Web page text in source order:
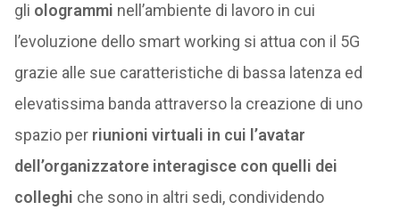
gli ologrammi nell’ambiente di lavoro in cui
l’evoluzione dello smart working si attua con il 5G
grazie alle sue caratteristiche di bassa latenza ed
elevatissima banda attraverso la creazione di uno
spazio per riunioni virtuali in cui l’avatar
dell’organizzatore interagisce con quelli dei
colleghi che sono in altri sedi, condividendo